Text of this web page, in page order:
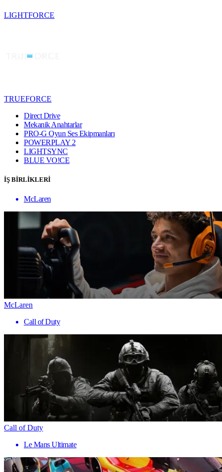
LIGHTFORCE
TRUEFORCE
Direct Drive
Mekanik Anahtarlar
PRO-G Oyun Ses Ekipmanları
POWERPLAY 2
LIGHTSYNC
BLUE VO!CE
İŞ BİRLİKLERİ
McLaren
McLaren
Call of Duty
Call of Duty
Le Mans Ultimate